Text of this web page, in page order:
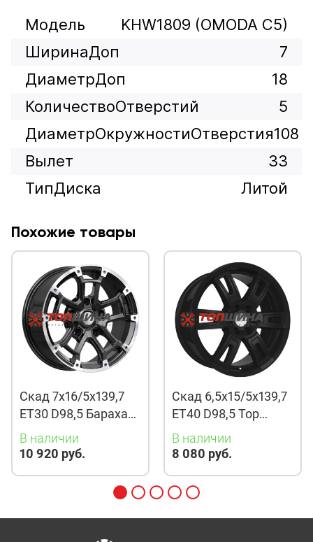
Модель
KHW1809 (OMODA C5)
ШиринаДоп
7
ДиаметрДоп
18
КоличествоОтверстий
5
ДиаметрОкружностиОтверстия108
Вылет
33
ТипДиска
Литой
Похожие товары
Скад 7x16/5x139,7
ET30 D98,5 Барахас
(КЛ378) Алмаз
В наличии
10 920 руб.
Скад 6,5x15/5x139,7
ET40 D98,5 Тор
(КЛ222) Бархат
новый
В наличии
8 080 руб.